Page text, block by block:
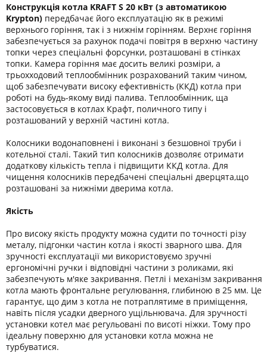
Конструкція котла KRAFT S 20 кВт (з автоматикою
Krypton) передбачає його експлуатацію як в режимі
верхнього горіння, так і з нижнім горінням. Верхнє горіння
забезпечується за рахунок подачі повітря в верхню частину
топки через спеціальні форсунки, розташовані в стінках
топки. Камера горіння має досить великі розміри, а
трьохходовий теплообмінник розрахований таким чином,
щоб забезпечувати високу ефективність (ККД) котла при
роботі на будь-якому виді палива. Теплообмінник, ща
застосовується в котлах Крафт, поличного типу і
розташований у верхній частині котла.
Колосники водонаповнені і виконані з безшовної труби і
котельної сталі. Такий тип колосників дозволяє отримати
додаткову кількість тепла і підвищити ККД котла. Для
чищення колосників передбачені спеціальні дверцята,що
розташовані за нижніми дверима котла.
Якість
Про високу якість продукту можна судити по точності різу
металу, підгонки частин котла і якості зварного шва. Для
зручності експлуатації ми використовуємо зручні
ергономічні ручки і відповідні частини з роликами, які
забезпечують м'яке закривання. Петлі і механізм закривання
котла мають фронтальне регулювання, глибиною в 25 мм. Це
гарантує, що дим з котла не потраплятиме в приміщення,
навіть після усадки дверного ущільнювача. Для зручності
установки котел має регульовані по висоті ніжки. Тому про
ідеальну поверхню для установки котла можна не
турбуватися.